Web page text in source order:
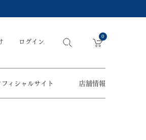
ログイン
0
ィシャルサイト 店舗情報